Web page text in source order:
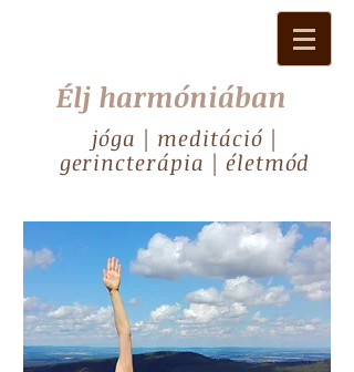
Élj harmóniában
jóga | meditáció |
gerincterápia | életmód